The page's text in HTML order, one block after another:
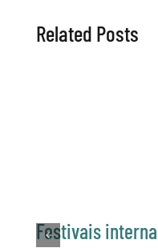
Related Posts
Festivais